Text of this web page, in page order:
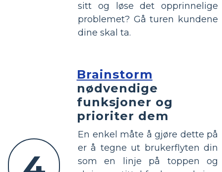
sitt og løse det opprinnelige
problemet? Gå turen kundene
dine skal ta.
Brainstorm
nødvendige
funksjoner og
prioriter dem
En enkel måte å gjøre dette på
er å tegne ut brukerflyten din
som en linje på toppen og